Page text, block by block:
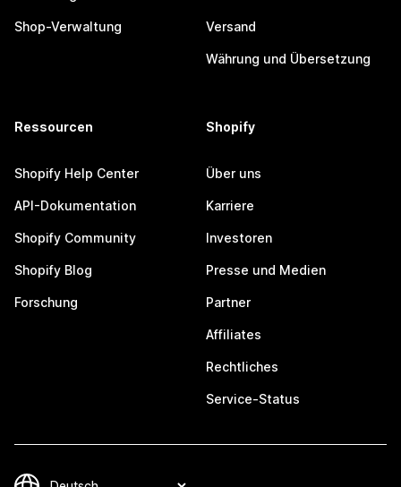
Shop-Verwaltung Versand
Währung und Übersetzung
Ressourcen
Shopify Help Center
API-Dokumentation
Shopify Community
Shopify Blog
Forschung
Shopify
Über uns
Karriere
Investoren
Presse und Medien
Partner
Affiliates
Rechtliches
Service-Status